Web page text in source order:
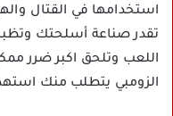
استخدامها في القتال
تقدر صناعة أسلحتك
اللعب وتلحق اكبر ضرر
الزومبي يتطلب منك